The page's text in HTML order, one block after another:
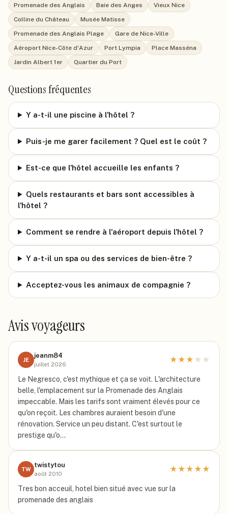
Promenade des Anglais Baie des Anges
Vieux Nice
Colline du Château
Musée Matisse
Promenade des Anglais Plage
Gare de Nice-Ville
Aéroport Nice-Côte d'Azur
Port Lympia
Place Masséna
Jardin Albert 1er
Quartier du Port
Questions fréquentes
Y a-t-il une piscine à l'hôtel ?
Puis-je me garer facilement ? Quel est le coût ?
Est-ce que l'hôtel accueille les enfants ?
Quels restaurants et bars sont accessibles à
l'hôtel ?
Comment se rendre à l'aéroport depuis l'hôtel ?
Y a-t-il un spa ou des services de bien-être ?
Acceptez-vous les animaux de compagnie ?
Avis voyageurs
JE
jeanm84
juillet 2026
★★★ ★ ★
Le Negresco, c'est mythique et ça se voit. L'architecture
belle, l'emplacement sur la Promenade des Anglais
impeccable. Mais les tarifs sont vraiment élevés pour ce
qu'on reçoit. Les chambres auraient besoin d'une
rénovation. Service un peu distant. C'est surtout le
prestige qu'o…
TW
twistytou
août 2010
★★★★★
Tres bon acceuil, hotel bien situé avec vue sur la
promenade des anglais